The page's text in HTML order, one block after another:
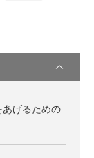
げるための